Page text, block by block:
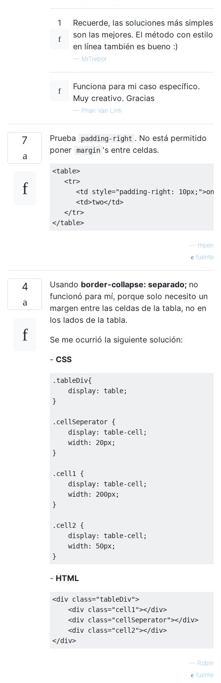
1
Recuerde, las soluciones más simples
son las mejores. El método con estilo
en línea también es bueno :)
— MrTrebor
Funciona para mi caso específico.
Muy creativo. Gracias
— Phan Van Linh
7 Prueba padding-right . No está permitido
poner
margin 's entre celdas.
<table>
<tr>
<td style="padding-right : 10px; ">one
<td>two</td>
</tr>
</table>
mpen
fuente
4 Usando border-collapse: separado; no
funcionó para mí, porque solo necesito un
margen entre las celdas de la tabla, no en
los lados de la tabla.
Se me ocurrió la siguiente solución:
- CSS
.tableDiv{
    display
: table;
}
. cellSeperator {
    display
: table-cell ;
    width
: 20px;
}
. cell1 {
    display
: table-cell ;
    width
: 200px;
}
. cell2 {
    display
: table-cell ;
    width
: 50px;
}
- HTML
<div class="tableDiv">
<div class="cell1"></div>
<div class="cellSeperator"></div>
<div class="cell2"></div>
</div>
— Robin
fuente